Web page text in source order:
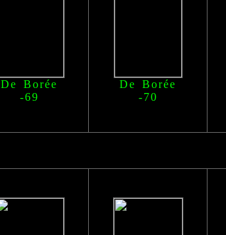
De Borée
-69
De Borée
-70